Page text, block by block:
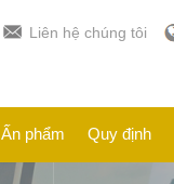
Liên hệ chúng tôi
Ấn phẩm Quy định